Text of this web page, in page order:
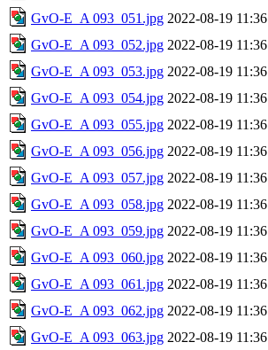
GvO-E_A 093_051.jpg 2022-08-19 11:36
GvO-E_A 093_052.jpg 2022-08-19 11:36
GvO-E_A 093_053.jpg 2022-08-19 11:36
GvO-E_A 093_054.jpg 2022-08-19 11:36
GvO-E_A 093_055.jpg 2022-08-19 11:36
GvO-E_A 093_056.jpg 2022-08-19 11:36
GvO-E_A 093_057.jpg 2022-08-19 11:36
GvO-E_A 093_058.jpg 2022-08-19 11:36
GvO-E_A 093_059.jpg 2022-08-19 11:36
GvO-E_A 093_060.jpg 2022-08-19 11:36
GvO-E_A 093_061.jpg 2022-08-19 11:36
GvO-E_A 093_062.jpg 2022-08-19 11:36
GvO-E_A 093_063.jpg 2022-08-19 11:36